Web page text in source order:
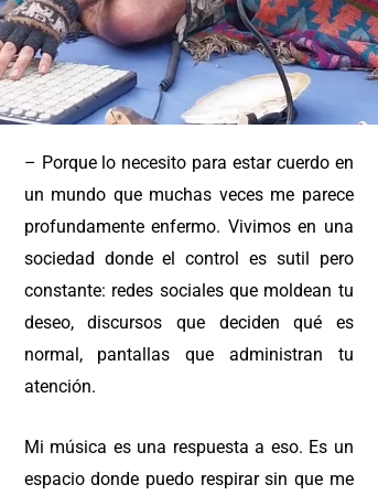
– Porque lo necesito para estar cuerdo en
un mundo que muchas veces me parece
profundamente enfermo. Vivimos en una
sociedad donde el control es sutil pero
constante: redes sociales que moldean tu
deseo, discursos que deciden qué es
normal, pantallas que administran tu
atención.
Mi música es una respuesta a eso. Es un
espacio donde puedo respirar sin que me